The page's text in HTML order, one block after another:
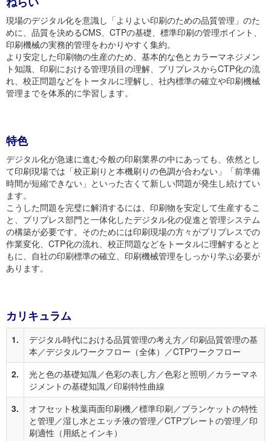
現場のデジタル化を意識し「よりよい印刷のための品質管理」のた
めに、品質を決めるCMS、CTPの基礎、標準印刷の管理ポイント、
印刷機械の実務的管理をわかりやすく集約。
より安定した印刷物の生産のため、基本的な色とカラーマネジメン
ト知識、印刷における管理項目の理解、プリプレスからCTP化の流
れ、校正問題などをトータルに理解し、社内標準の確立や印刷機械
管理までを体系的に学習します。
特色
デジタル化が急速に進む今般の印刷業界の中にあっても、依然とし
て印刷現場では「校正刷りと本機刷りの色調が合わない」「前準備
時間が短縮できない」といった古くて新しい問題が発生し続けてい
ます。
こうした問題を完璧に解消するには、印刷物を安定して生産するこ
と、プリプレス部門と一体化したデジタル化の促進と管理システム
の構築が必要です。そのためには印刷現場の方々がプリプレスでの
作業変化、CTP化の流れ、校正問題などをトータルに理解するとと
もに、自社の印刷標準の確立、印刷機械管理をしっかり学ぶ必要が
あります。
カリキュラム
1.
デジタル時代における品質管理の考え方／印刷品質管理の基
本／デジタルワークフロー（全体）／CTPワークフロー
2.
光と色の基礎知識／色彩の表し方／色彩と照明／カラーマネ
ジメントの基礎知識／印刷特性曲線
3.
オフセット枚葉両面印刷機／標準印刷／ブランケットの特性
と管理／湿し水とエッチ液の管理／CTPプレートの管理／印
刷適性（用紙とインキ）